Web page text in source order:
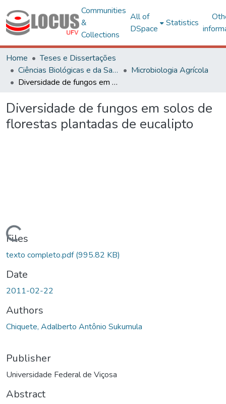
Communities
&
Collections
All of
DSpace
Statistics
Home
Teses e Dissertações
Ciências Biológicas e da Saúde
Microbiologia Agrícola
Diversidade de fungos em solos de florestas plantadas de eucalipto
Diversidade de fungos em solos de
florestas plantadas de eucalipto
Files
texto completo.pdf(995.82 KB)
Date
2011-02-22
Authors
Chiquete, Adalberto Antônio Sukumula
Publisher
Universidade Federal de Viçosa
Abstract